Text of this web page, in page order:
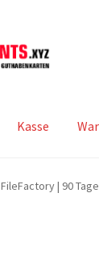
Kasse
FileFactory | 90